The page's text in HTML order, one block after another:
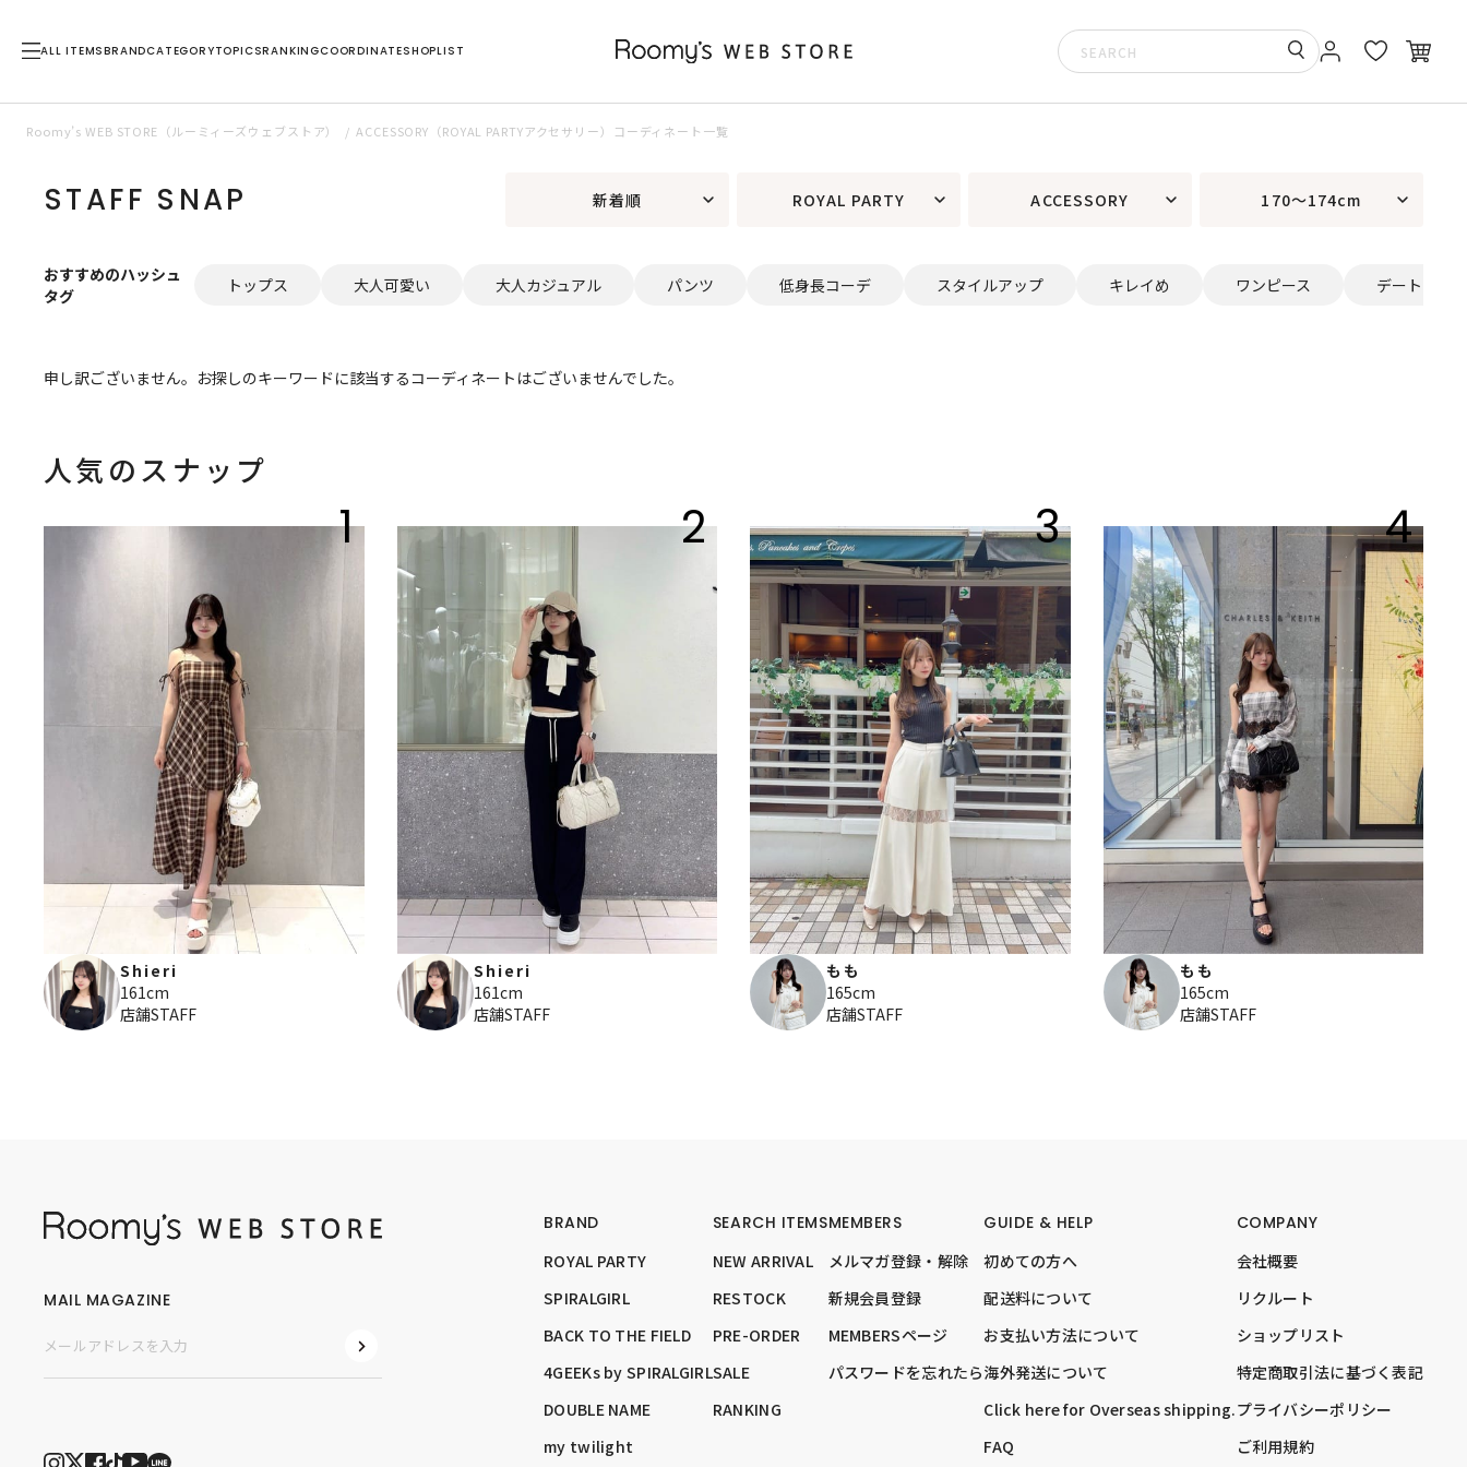
ALL ITEMSBRANDCATEGORYTOPICSRANKINGCOORDINATESHOPLIST
Roomy’s WEB STORE（ルーミィーズウェブストア） ACCESSORY（ROYAL PARTYアクセサリー）コーディネート一覧
STAFF SNAP 新着順 ROYAL PARTY ACCESSORY 170～174cm
おすすめのハッシュ
タグ
トップス 大人可愛い 大人カジュアル パンツ 低身長コーデ スタイルアップ キレイめ ワンピース デート
申し訳ございません。お探しのキーワードに該当するコーディネートはございませんでした。
人気のスナップ
1
Shieri
161cm
店舗STAFF
2
Shieri
161cm
店舗STAFF
3
もも
165cm
店舗STAFF
4
もも
165cm
店舗STAFF
BRAND
ROYAL PARTY
SPIRALGIRL
BACK TO THE FIELD
4GEEKs by SPIRALGIRL
DOUBLE NAME
my twilight
SEARCH ITEMS
NEW ARRIVAL
RESTOCK
PRE-ORDER
SALE
RANKING
MEMBERS
メルマガ登録・解除
新規会員登録
MEMBERSページ
パスワードを忘れたら
GUIDE & HELP
初めての方へ
配送料について
お支払い方法について
海外発送について
Click here for Overseas shipping.
FAQ
COMPANY
会社概要
リクルート
ショップリスト
特定商取引法に基づく表記
プライバシーポリシー
ご利用規約
MAIL MAGAZINE